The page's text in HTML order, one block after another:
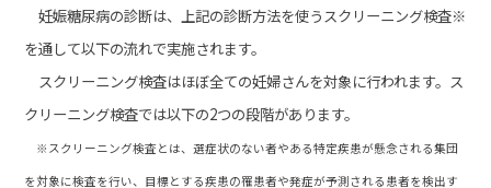
妊娠糖尿病の診断は、上記の診断方法を使うスクリーニング検査※
を通して以下の流れで実施されます。
スクリーニング検査はほぼ全ての妊婦さんを対象に行われます。ス
クリーニング検査では以下の2つの段階があります。
※スクリーニング検査とは、選症状のない者やある特定疾患が懸念される集団
を対象に検査を行い、目標とする疾患の罹患者や発症が予測される患者を検出す